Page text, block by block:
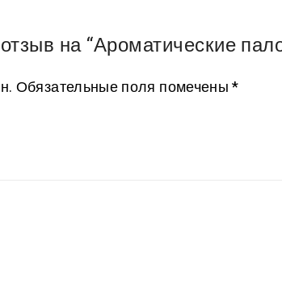
на “Ароматические
Обязательные поля помечены*